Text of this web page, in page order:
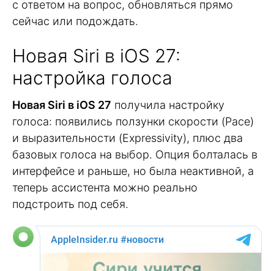
с ответом на вопрос, обновляться прямо
сейчас или подождать.
Новая Siri в iOS 27:
настройка голоса
Новая Siri в iOS 27 получила настройку
голоса: появились ползунки скорости (Pace)
и выразительности (Expressivity), плюс два
базовых голоса на выбор. Опция болталась в
интерфейсе и раньше, но была неактивной, а
теперь ассистента можно реально
подстроить под себя.